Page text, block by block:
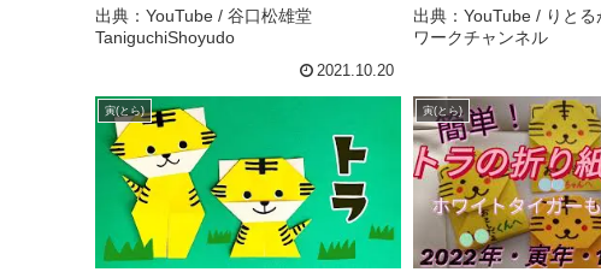
TaniguchiShoyudo
出典：YouTube / 谷口松雄堂
TaniguchiShoyudo
2021.10.20
出典：YouTube / りと
ワークチャンネル
寅(とら) 寅(とら)